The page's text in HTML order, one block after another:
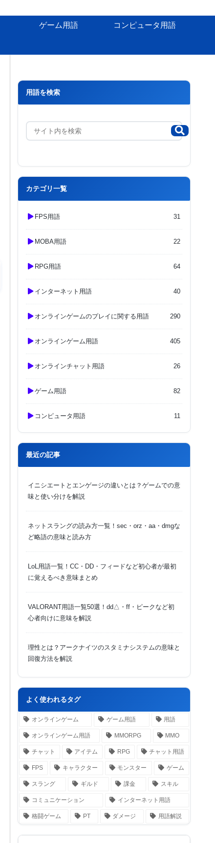
ゲーム用語 コンピュータ用語
用語を検索
カテゴリ一覧
FPS用語 31
MOBA用語 22
RPG用語 64
インターネット用語 40
オンラインゲームのプレイに関する用語 290
オンラインゲーム用語 405
オンラインチャット用語 26
ゲーム用語 82
コンピュータ用語 11
最近の記事
イニシエートとエンゲージの違いとは？ゲームでの意
味と使い分けを解説
ネットスラングの読み方一覧！sec・orz・aa・dmgな
ど略語の意味と読み方
LoL用語一覧！CC・DD・フィードなど初心者が最初
に覚えるべき意味まとめ
VALORANT用語一覧50選！dd△・ff・ピークなど初
心者向けに意味を解説
理性とは？アークナイツのスタミナシステムの意味と
回復方法を解説
よく使われるタグ
オンラインゲーム ゲーム用語 用語
オンラインゲーム用語 MMORPG MMO
チャット アイテム RPG チャット用語
FPS キャラクター モンスター ゲーム
スラング ギルド 課金 スキル
コミュニケーション インターネット用語
格闘ゲーム PT ダメージ 用語解説